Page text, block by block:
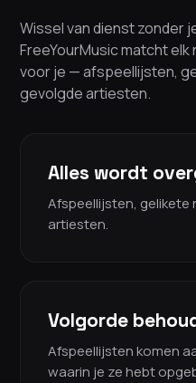
Wissel van dienst zonder
FreeYourMusic matcht
voor je — afspeellijsten,
gevolgde artiesten.
Alles wordt
Afspeellijsten, gelikete
artiesten.
Volgorde
Afspeellijsten komen
waarin je ze hebt